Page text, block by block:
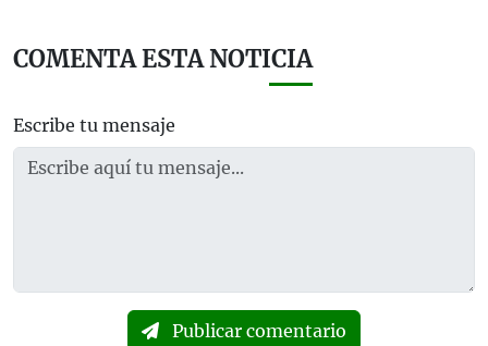
COMENTA ESTA NOTICIA
Escribe tu mensaje
Publicar comentario